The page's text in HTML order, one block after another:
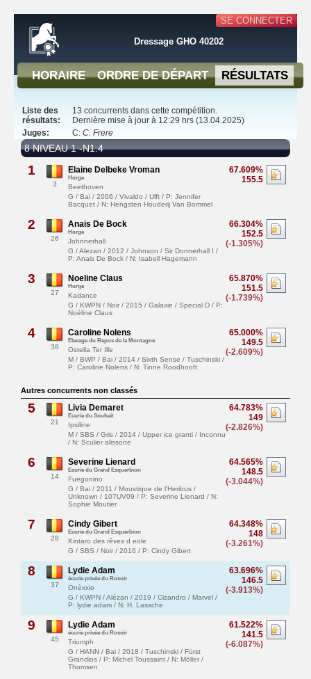
SE CONNECTER
Dressage GHO 40202
HORAIRE ORDRE DE DÉPART RÉSULTATS
Liste des
résultats:
13 concurrents dans cette compétition.
Dernière mise à jour à 12:29 hrs (13.04.2025)
Juges:
C: C. Frere
8 NIVEAU 1 -N1.4
1
3
67.609%
155.5
Elaine Delbeke Vroman
Horge
Beethoven
G / Bai / 2006 / Vivaldo / Ulft / P: Jennifer
Bacquet / N: Hengsten Houderij Van Bommel
2
26
66.304%
152.5
(-1.305%)
Anais De Bock
Horge
Johnnerhall
G / Alezan / 2012 / Johnson / Sir Donnerhall I /
P: Anais De Bock / N: Isabell Hagemann
3
27
65.870%
151.5
(-1.739%)
Noeline Claus
Horge
Kadance
G / KWPN / Noir / 2015 / Galaxie / Special D / P:
Noéline Claus
4
38
65.000%
149.5
(-2.609%)
Caroline Nolens
Elevage du Repos de la Montagne
Ostella Ter Ille
M / BWP / Bai / 2014 / Sixth Sense / Tuschinski /
P: Caroline Nolens / N: Tinne Roodhooft
Autres concurrents non classés
5
21
64.783%
149
(-2.826%)
Livia Demaret
Ecurie du Souhait
Ipsiline
M / SBS / Gris / 2014 / Upper ice granti / Inconnu
/ N: Sculier alissone
6
14
64.565%
148.5
(-3.044%)
Severine Lienard
Ecurie du Grand Esquerbion
Fuegonino
G / Bai / 2011 / Moustique de l'Heribus /
Unknown / 107UV09 / P: Severine Lienard / N:
Sophie Moutier
7
28
64.348%
148
(-3.261%)
Cindy Gibert
Ecurie du Grand Esquerbion
Kintaro des rêves d eole
G / SBS / Noir / 2016 / P: Cindy Gibert
8
37
63.696%
146.5
(-3.913%)
Lydie Adam
écurie privée du Rosoir
Onèxxio
G / KWPN / Alézan / 2019 / Cizandro / Marvel /
P: lydie adam / N: H. Lassche
9
45
61.522%
141.5
(-6.087%)
Lydie Adam
écurie privée du Rosoir
Triumph
G / HANN / Bai / 2018 / Tuschinski / Fürst
Grandios / P: Michel Toussaint / N: Möller /
Thomsen